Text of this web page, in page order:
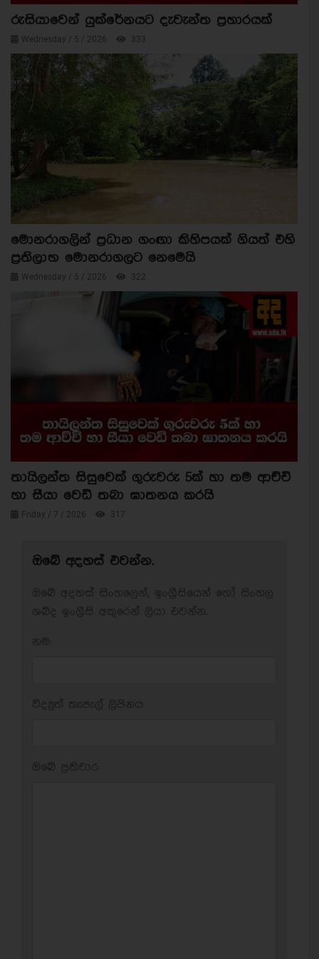
රුසියාවෙන් යුක්රේනයට දැවැන්ත ප්‍රහාරයක්
Wednesday / 5 / 2026 333
මොනරාගලින් ප්‍රධාන ගංඟා කිහිපයක් ගියත් එහි
ප්‍රතිලාභ මොනරාගලට නෙමෙයි
Wednesday / 5 / 2026 322
තායිලන්ත සිසුවෙක් ගුරුවරු 5ක් හා තම ආච්චි
හා සීයා වෙඩි තබා ඝාතනය කරයි
Friday / 7 / 2026 317
ඔබේ අදහස් එවන්න.